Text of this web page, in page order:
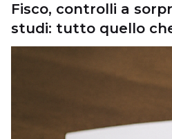
Fisco, controlli a
studi: tutto quello